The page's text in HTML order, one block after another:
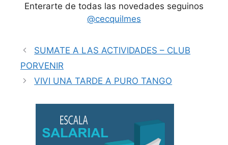
Enterarte de todas las novedades seguinos
@cecquilmes
SUMATE A LAS ACTIVIDADES – CLUB
PORVENIR
VIVI UNA TARDE A PURO TANGO